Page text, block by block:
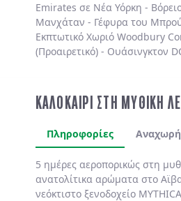
Emirates σε Νέα Υόρκη -
Μανχάταν - Γέφυρα του
Εκπτωτικό Χωριό Woodbury
(Προαιρετικό)- Ουάσινγκτον
BY HILTON NEW YORK TIMES
SHELBURNE SONESTA 4*χωρίς
ΚΑΛΟΚΑΙΡΙ ΣΤΗ ΜΥΘΙΚΗ
Πληροφορίες
5 ημέρες αεροπορικώς στη
ανατολίτικα αρώματα στο
νεόκτιστο ξενοδοχείο